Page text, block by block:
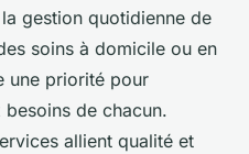
gestion quotidienne de
soins à domicile ou en
une priorité pour
de chacun.
allient qualité et